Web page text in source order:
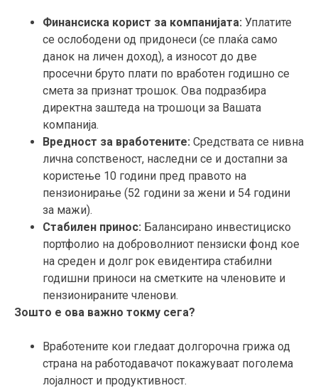
Финансиска корист за компанијата: Уплатите
се ослободени од придонеси (се плаќа само
данок на личен доход), а износот до две
просечни бруто плати по вработен годишно се
смета за признат трошок. Ова подразбира
директна заштеда на трошоци за Вашата
компанија.
Вредност за вработените: Средствата се нивна
лична сопственост, наследни се и достапни за
користење 10 години пред правото на
пензионирање (52 години за жени и 54 години
за мажи).
Стабилен принос: Балансирано инвестициско
портфолио на доброволниот пензиски фонд кое
на среден и долг рок евидентира стабилни
годишни приноси на сметките на членовите и
пензионираните членови.
Зошто е ова важно токму сега?
Вработените кои гледаат долгорочна грижа од
страна на работодавачот покажуваат поголема
лојалност и продуктивност.